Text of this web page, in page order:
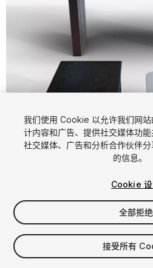
1/10
$7.59
增值税将在结算时计算
我们使用 Cookie 以允许我们网
计内容和广告、提供社交媒体功
社交媒体、广告和分析合作伙伴
的信息。
Cookie 设
全部拒绝
接受所有